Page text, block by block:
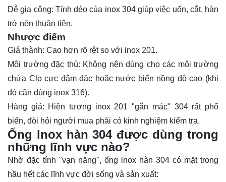
Dễ gia công: Tính dẻo của inox 304 giúp việc uốn, cắt, hàn
trở nên thuận tiện.
Nhược điểm
Giá thành: Cao hơn rõ rệt so với inox 201.
Môi trường đặc thù: Không nên dùng cho các môi trường
chứa Clo cực đậm đặc hoặc nước biển nồng độ cao (khi
đó cần dùng inox 316).
Hàng giả: Hiện tượng inox 201 "gắn mác" 304 rất phổ
biến, đòi hỏi người mua phải có kinh nghiệm kiểm tra.
Ống lnox hàn 304 được dùng trong
những lĩnh vực nào?
Nhờ đặc tính "vạn năng", ống lnox hàn 304 có mặt trong
hầu hết các lĩnh vực đời sống và sản xuất: